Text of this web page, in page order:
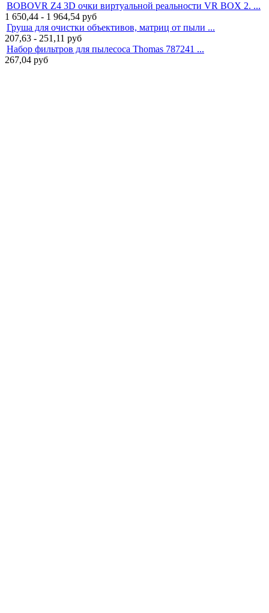
BOBOVR Z4 3D очки виртуальной реальности VR BOX 2. ...
1 650,44 - 1 964,54 руб
Груша для очистки объективов, матриц от пыли ...
207,63 - 251,11 руб
Набор фильтров для пылесоса Thomas 787241 ...
267,04 руб